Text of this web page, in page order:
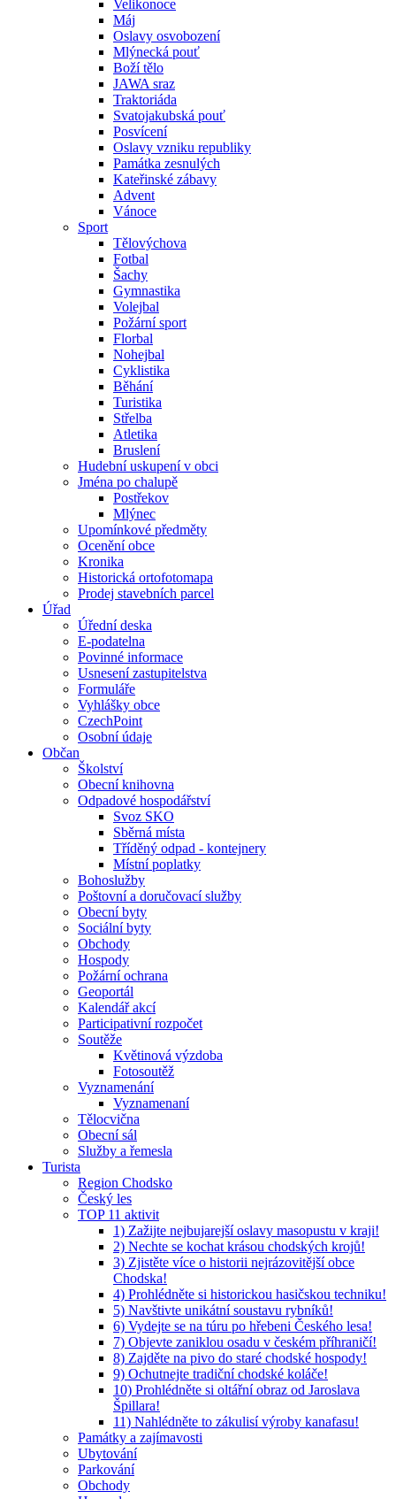
Velikonoce
Máj
Oslavy osvobození
Mlýnecká pouť
Boží tělo
JAWA sraz
Traktoriáda
Svatojakubská pouť
Posvícení
Oslavy vzniku republiky
Památka zesnulých
Kateřinské zábavy
Advent
Vánoce
Sport
Tělovýchova
Fotbal
Šachy
Gymnastika
Volejbal
Požární sport
Florbal
Nohejbal
Cyklistika
Běhání
Turistika
Střelba
Atletika
Bruslení
Hudební uskupení v obci
Jména po chalupě
Postřekov
Mlýnec
Upomínkové předměty
Ocenění obce
Kronika
Historická ortofotomapa
Prodej stavebních parcel
Úřad
Úřední deska
E-podatelna
Povinné informace
Usnesení zastupitelstva
Formuláře
Vyhlášky obce
CzechPoint
Osobní údaje
Občan
Školství
Obecní knihovna
Odpadové hospodářství
Svoz SKO
Sběrná místa
Tříděný odpad - kontejnery
Místní poplatky
Bohoslužby
Poštovní a doručovací služby
Obecní byty
Sociální byty
Obchody
Hospody
Požární ochrana
Geoportál
Kalendář akcí
Participativní rozpočet
Soutěže
Květinová výzdoba
Fotosoutěž
Vyznamenání
Vyznamenaní
Tělocvična
Obecní sál
Služby a řemesla
Turista
Region Chodsko
Český les
TOP 11 aktivit
1) Zažijte nejbujarejší oslavy masopustu v kraji!
2) Nechte se kochat krásou chodských krojů!
3) Zjistěte více o historii nejrázovitější obce
Chodska!
4) Prohlédněte si historickou hasičskou techniku!
5) Navštivte unikátní soustavu rybníků!
6) Vydejte se na túru po hřebeni Českého lesa!
7) Objevte zaniklou osadu v českém příhraničí!
8) Zajděte na pivo do staré chodské hospody!
9) Ochutnejte tradiční chodské koláče!
10) Prohlédněte si oltářní obraz od Jaroslava
Špillara!
11) Nahlédněte to zákulisí výroby kanafasu!
Památky a zajímavosti
Ubytování
Parkování
Obchody